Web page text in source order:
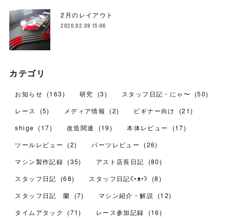
2月のレイアウト
2020.02.09 15:06
カテゴリ
お知らせ (163) 研究 (3) スタッフ日記・にゃ〜 (50)
レース
(5) メディア情報 (2) ビギナー向け (21)
shige (17) 改造関連 (19) 本体レビュー (17)
ツールレビュー
(2) パーツレビュー (26)
マシン製作記録 (35) アスト店長日記 (80)
スタッフ日記
(68) スタッフ日記ʕ•ᴥ•ʔ (8)
スタッフ日記 蘭
(7) マシン紹介・解説 (12)
タイムアタック
(71) レース参加記録 (16)